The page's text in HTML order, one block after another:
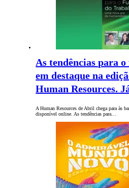
As tendências para
em destaque na
Human Resources.
A Human Resources de Abril chega para às
disponível online. As tendências para…